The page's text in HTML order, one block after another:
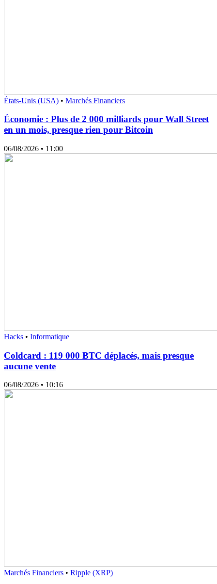
États-Unis (USA) • Marchés Financiers
Économie : Plus de 2 000 milliards pour Wall Street
en un mois, presque rien pour Bitcoin
06/08/2026 • 11:00
Hacks • Informatique
Coldcard : 119 000 BTC déplacés, mais presque
aucune vente
06/08/2026 • 10:16
Marchés Financiers • Ripple (XRP)